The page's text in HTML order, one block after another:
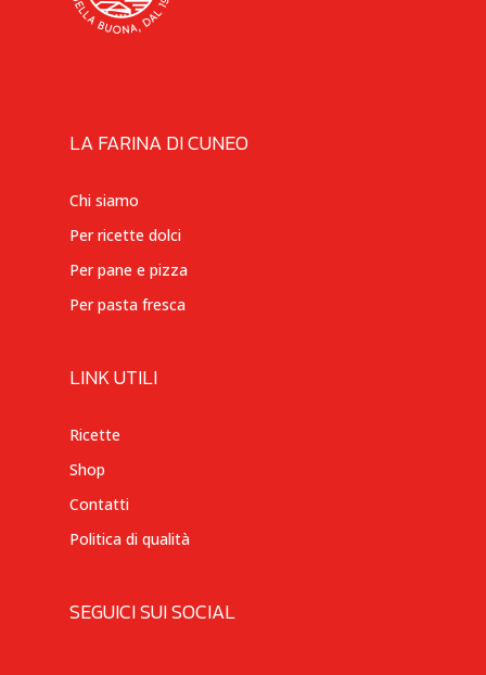
LA FARINA DI CUNEO
Chi siamo
Per ricette dolci
Per pane e pizza
Per pasta fresca
LINK UTILI
Ricette
Shop
Contatti
Politica di qualità
SEGUICI SUI SOCIAL